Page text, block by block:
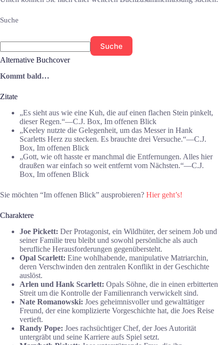
Suche
Suche
Alternative Buchcover
Kommt bald…
Zitate
„Es sieht aus wie eine Kuh, die auf einen flachen Stein pinkelt,
dieser Regen.“―C.J. Box, Im offenen Blick
„Keeley nutzte die Gelegenheit, um das Messer in Hank
Scarletts Herz zu stecken. Es brauchte drei Versuche.“―C.J.
Box, Im offenen Blick
„Gott, wie oft hasste er manchmal die Entfernungen. Alles hier
draußen war einfach so weit entfernt vom Nächsten.“―C.J.
Box, Im offenen Blick
Sie möchten “Im offenen Blick” ausprobieren? Hier geht’s!
Charaktere
Joe Pickett: Der Protagonist, ein Wildhüter, der seinem Job und
seiner Familie treu bleibt und sowohl persönliche als auch
berufliche Herausforderungen gegenübersteht.
Opal Scarlett: Eine wohlhabende, manipulative Matriarchin,
deren Verschwinden den zentralen Konflikt in der Geschichte
auslöst.
Arlen und Hank Scarlett: Opals Söhne, die in einen erbitterten
Streit um die Kontrolle der Familienranch verwickelt sind.
Nate Romanowski: Joes geheimnisvoller und gewalttätiger
Freund, der eine komplizierte Vorgeschichte hat, die Joes Reise
vertieft.
Randy Pope: Joes rachsüchtiger Chef, der Joes Autorität
untergräbt und seine Karriere aufs Spiel setzt.